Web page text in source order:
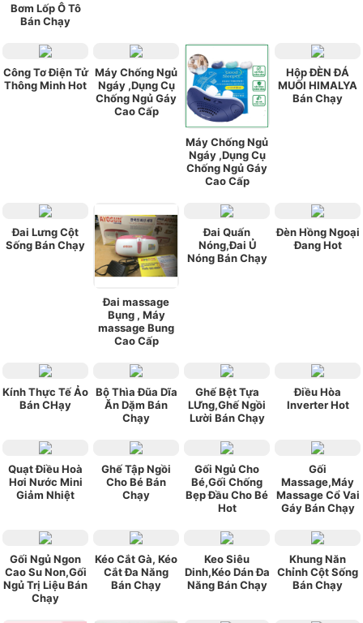
Bơm Lốp Ô Tô
Bán Chạy
Công Tơ Điện Tử
Thông Minh Hot
Máy Chống Ngủ
Ngáy ,Dụng Cụ
Chống Ngủ Gáy
Cao Cấp
Máy Chống Ngủ
Ngáy ,Dụng Cụ
Chống Ngủ Gáy
Cao Cấp
Hộp ĐÈN ĐÁ
MUỐI HIMALYA
Bán Chạy
Đai Lưng Cột
Sống Bán Chạy
Đai massage
Bụng , Máy
massage Bung
Cao Cấp
Đai Quấn
Nóng,Đai Ủ
Nóng Bán Chạy
Đèn Hồng Ngoại
Đang Hot
Kính Thực Tế Ảo
Bán CHạy
Bộ Thìa Đũa Dĩa
Ăn Dặm Bán
Chạy
Ghế Bệt Tựa
LƯng,Ghế Ngồi
Lười Bán Chạy
Điều Hòa
Inverter Hot
Quạt Điều Hoà
Hơi Nước Mini
Giảm Nhiệt
Ghế Tập Ngồi
Cho Bé Bán
Chạy
Gối Ngủ Cho
Bé,Gối Chống
Bẹp Đầu Cho Bé
Hot
Gối
Massage,Máy
Massage Cổ Vai
Gáy Bán Chạy
Gối Ngủ Ngon
Cao Su Non,Gối
Ngủ Trị Liệu Bán
Chạy
Kéo Cắt Gà, Kéo
Cắt Đa Năng
Bán Chạy
Keo Siêu
Dinh,Kéo Dán Đa
Năng Bán Chạy
Khung Năn
Chỉnh Cột Sống
Bán Chạy